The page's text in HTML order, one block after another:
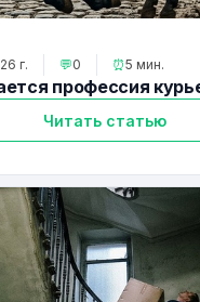
г. 💬0 ⏰5 мин.
профессия
Читать статью